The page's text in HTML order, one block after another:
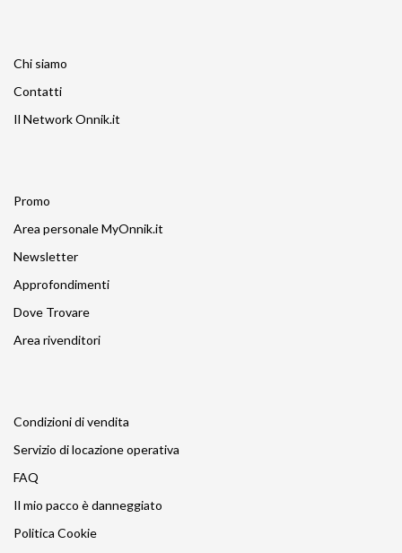
Chi siamo
Contatti
Il Network Onnik.it
Promo
Area personale MyOnnik.it
Newsletter
Approfondimenti
Dove Trovare
Area rivenditori
Condizioni di vendita
Servizio di locazione operativa
FAQ
Il mio pacco è danneggiato
Politica Cookie